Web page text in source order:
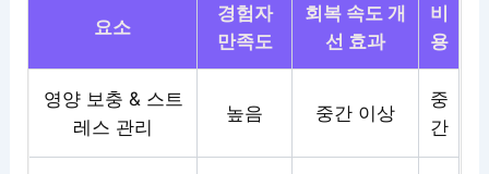
요소
경험자
만족도
회복 속도 개
선 효과
비
용
영양 보충 & 스트
레스 관리
높음 중간 이상
중
간